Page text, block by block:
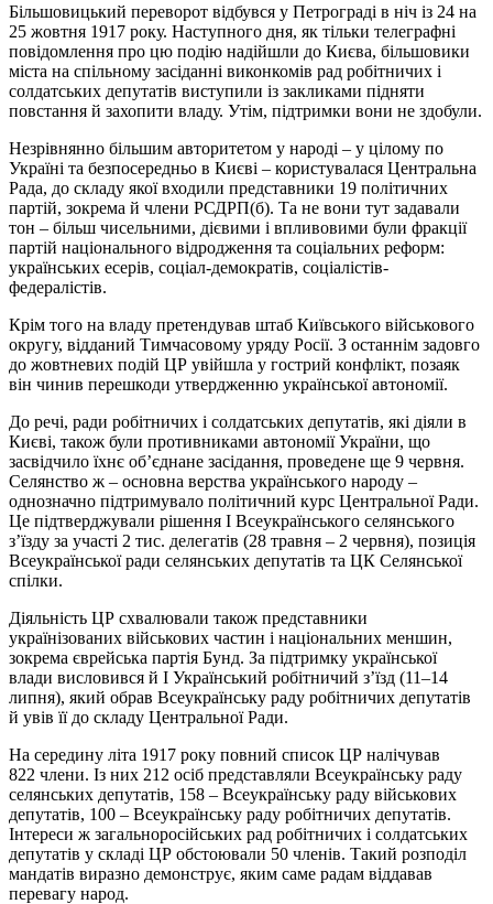
Більшовицький переворот відбувся у Петрограді в ніч із 24 на
25 жовтня 1917 року. Наступного дня, як тільки телеграфні
повідомлення про цю подію надійшли до Києва, більшовики
міста на спільному засіданні виконкомів рад робітничих і
солдатських депутатів виступили із закликами підняти
повстання й захопити владу. Утім, підтримки вони не здобули.
Незрівнянно більшим авторитетом у народі – у цілому по
Україні та безпосередньо в Києві – користувалася Центральна
Рада, до складу якої входили представники 19 політичних
партій, зокрема й члени РСДРП(б). Та не вони тут задавали
тон – більш чисельними, дієвими і впливовими були фракції
партій національного відродження та соціальних реформ:
українських есерів, соціал-демократів, соціалістів-
федералістів.
Крім того на владу претендував штаб Київського військового
округу, відданий Тимчасовому уряду Росії. З останнім задовго
до жовтневих подій ЦР увійшла у гострий конфлікт, позаяк
він чинив перешкоди утвердженню української автономії.
До речі, ради робітничих і солдатських депутатів, які діяли в
Києві, також були противниками автономії України, що
засвідчило їхнє об’єднане засідання, проведене ще 9 червня.
Селянство ж – основна верства українського народу –
однозначно підтримувало політичний курс Центральної Ради.
Це підтверджували рішення I Всеукраїнського селянського
з’їзду за участі 2 тис. делегатів (28 травня – 2 червня), позиція
Всеукраїнської ради селянських депутатів та ЦК Селянської
спілки.
Діяльність ЦР схвалювали також представники
українізованих військових частин і національних меншин,
зокрема єврейська партія Бунд. За підтримку української
влади висловився й I Український робітничий з’їзд (11–14
липня), який обрав Всеукраїнську раду робітничих депутатів
й увів її до складу Центральної Ради.
На середину літа 1917 року повний список ЦР налічував
822 члени. Із них 212 осіб представляли Всеукраїнську раду
селянських депутатів, 158 – Всеукраїнську раду військових
депутатів, 100 – Всеукраїнську раду робітничих депутатів.
Інтереси ж загальноросійських рад робітничих і солдатських
депутатів у складі ЦР обстоювали 50 членів. Такий розподіл
мандатів виразно демонструє, яким саме радам віддавав
перевагу народ.